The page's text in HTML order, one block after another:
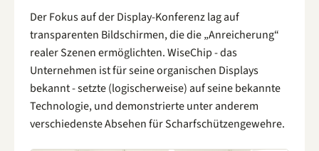
Der Fokus auf der Display-Konferenz lag auf
transparenten Bildschirmen, die die „Anreicherung“
realer Szenen ermöglichten. WiseChip - das
Unternehmen ist für seine organischen Displays
bekannt - setzte (logischerweise) auf seine bekannte
Technologie, und demonstrierte unter anderem
verschiedenste Absehen für Scharfschützengewehre.